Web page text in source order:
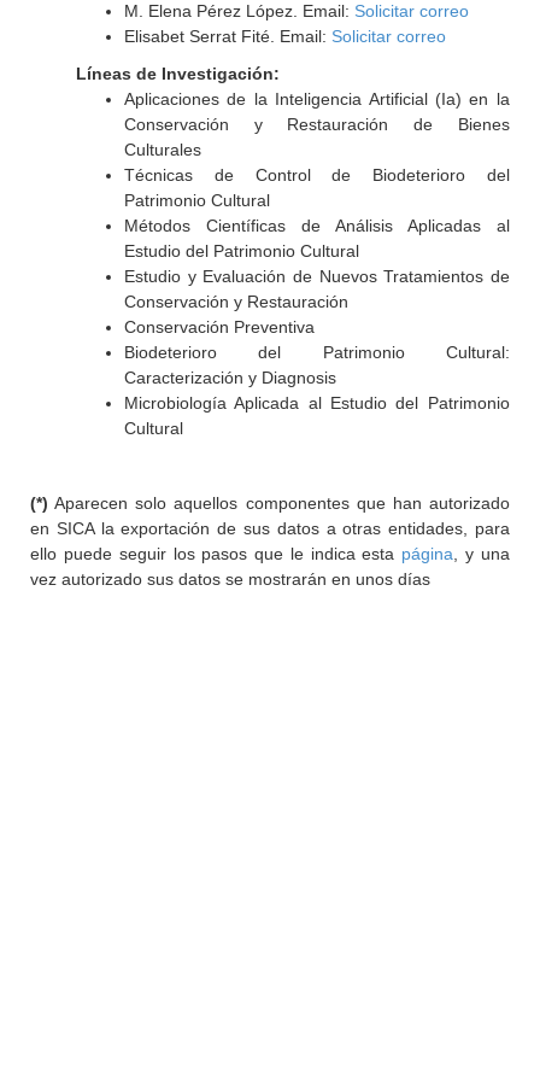
M. Elena Pérez López. Email: Solicitar correo
Elisabet Serrat Fité. Email: Solicitar correo
Líneas de Investigación:
Aplicaciones de la Inteligencia Artificial (Ia) en la
Conservación y Restauración de Bienes
Culturales
Técnicas de Control de Biodeterioro del
Patrimonio Cultural
Métodos Científicas de Análisis Aplicadas al
Estudio del Patrimonio Cultural
Estudio y Evaluación de Nuevos Tratamientos de
Conservación y Restauración
Conservación Preventiva
Biodeterioro del Patrimonio Cultural:
Caracterización y Diagnosis
Microbiología Aplicada al Estudio del Patrimonio
Cultural
(*) Aparecen solo aquellos componentes que han autorizado
en SICA la exportación de sus datos a otras entidades, para
ello puede seguir los pasos que le indica esta página , y una
vez autorizado sus datos se mostrarán en unos días